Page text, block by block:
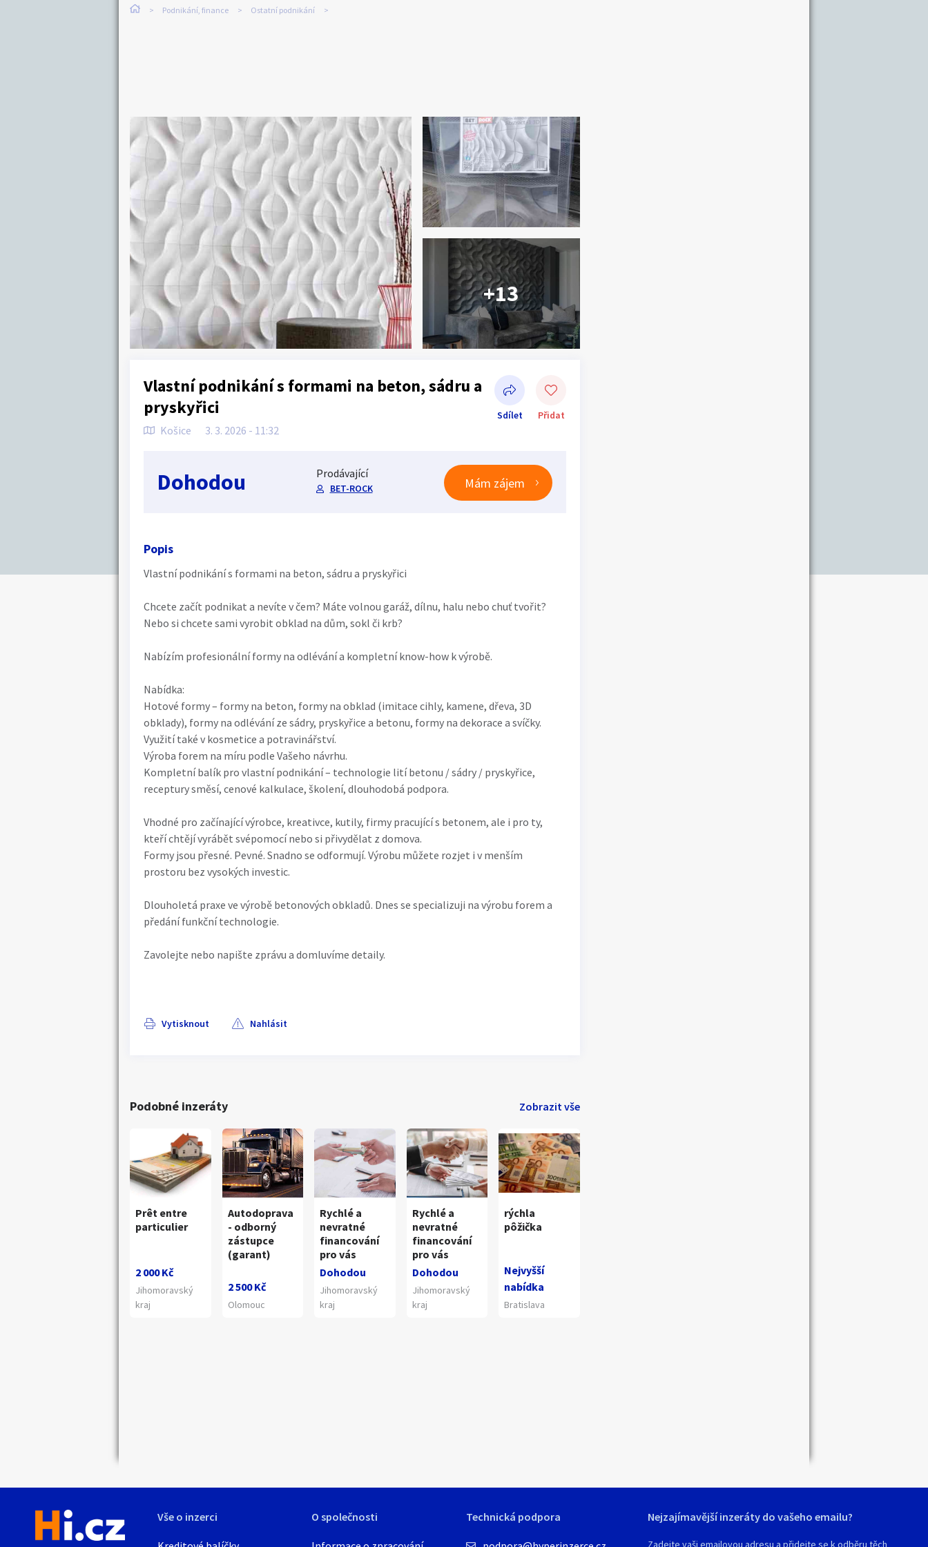
Podnikání, finance Ostatní podnikání
+13
Vlastní podnikání s formami na beton, sádru a
pryskyřici
Košice 3. 3. 2026 - 11:32
Sdílet Přidat
Sdílet na Facebooku
Dohodou Prodávající
BET-ROCK Mám zájem
Popis
Vlastní podnikání s formami na beton, sádru a pryskyřici
Chcete začít podnikat a nevíte v čem? Máte volnou garáž, dílnu, halu nebo chuť tvořit?
Nebo si chcete sami vyrobit obklad na dům, sokl či krb?
Nabízím profesionální formy na odlévání a kompletní know-how k výrobě.
Nabídka:
Hotové formy – formy na beton, formy na obklad (imitace cihly, kamene, dřeva, 3D
obklady), formy na odlévání ze sádry, pryskyřice a betonu, formy na dekorace a svíčky.
Využití také v kosmetice a potravinářství.
Výroba forem na míru podle Vašeho návrhu.
Kompletní balík pro vlastní podnikání – technologie lití betonu / sádry / pryskyřice,
receptury směsí, cenové kalkulace, školení, dlouhodobá podpora.
Vhodné pro začínající výrobce, kreativce, kutily, firmy pracující s betonem, ale i pro ty,
kteří chtějí vyrábět svépomocí nebo si přivydělat z domova.
Formy jsou přesné. Pevné. Snadno se odformují. Výrobu můžete rozjet i v menším
prostoru bez vysokých investic.
Dlouholetá praxe ve výrobě betonových obkladů. Dnes se specializuji na výrobu forem a
předání funkční technologie.
Zavolejte nebo napište zprávu a domluvíme detaily.
Vytisknout Nahlásit
Podobné inzeráty Zobrazit vše
Prêt entre
particulier
2 000 Kč
Jihomoravský
kraj
Autodoprava
- odborný
zástupce
(garant)
2 500 Kč
Olomouc
Rychlé a
nevratné
financování
pro vás
Dohodou
Jihomoravský
kraj
Rychlé a
nevratné
financování
pro vás
Dohodou
Jihomoravský
kraj
rýchla
pôžička
Nejvyšší
nabídka
Bratislava
Vše o inzerci O společnosti Technická podpora Nejzajímavější inzeráty do vašeho emailu?
Zadejte vaši emailovou adresu a přidejte se k odběru těch